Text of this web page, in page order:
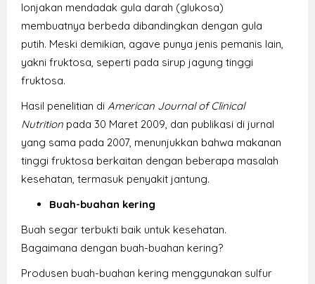
lonjakan mendadak gula darah (glukosa)
membuatnya berbeda dibandingkan dengan gula
putih. Meski demikian, agave punya jenis pemanis lain,
yakni fruktosa, seperti pada sirup jagung tinggi
fruktosa.
Hasil penelitian di American Journal of Clinical
Nutrition pada 30 Maret 2009, dan publikasi di jurnal
yang sama pada 2007, menunjukkan bahwa makanan
tinggi fruktosa berkaitan dengan beberapa masalah
kesehatan, termasuk penyakit jantung.
Buah-buahan kering
Buah segar terbukti baik untuk kesehatan.
Bagaimana dengan buah-buahan kering?
Produsen buah-buahan kering menggunakan sulfur